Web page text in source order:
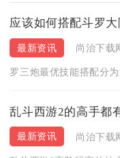
应该如何搭配斗罗
最新资讯 尚治下载
乱斗西游2的高手都
最新资讯 尚治下载